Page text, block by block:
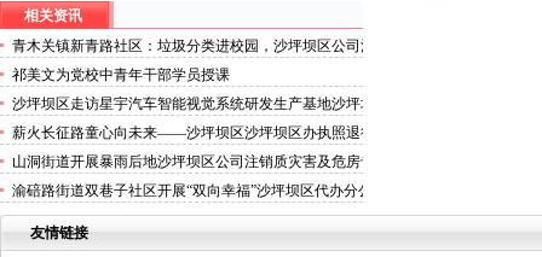
相关资讯
青木关镇新青路社区：垃圾分类进校园，沙坪坝区公司注
销环保理念润青春
祁美文为党校中青年干部学员授课
沙坪坝区走访星宇汽车智能视觉系统研发生产基地沙坪坝
区办执照项目服务企业发展
薪火长征路童心向未来——沙坪坝区沙坪坝区办执照退役
军人事务局关工委红岩军休志愿团走进凤鸣山小学开展红
色宣讲及慰问活动
山洞街道开展暴雨后地沙坪坝区公司注销质灾害及危房专
项巡察
渝碚路街道双巷子社区开展“双向幸福”沙坪坝区代办分公
司便民服务日活动
友情链接